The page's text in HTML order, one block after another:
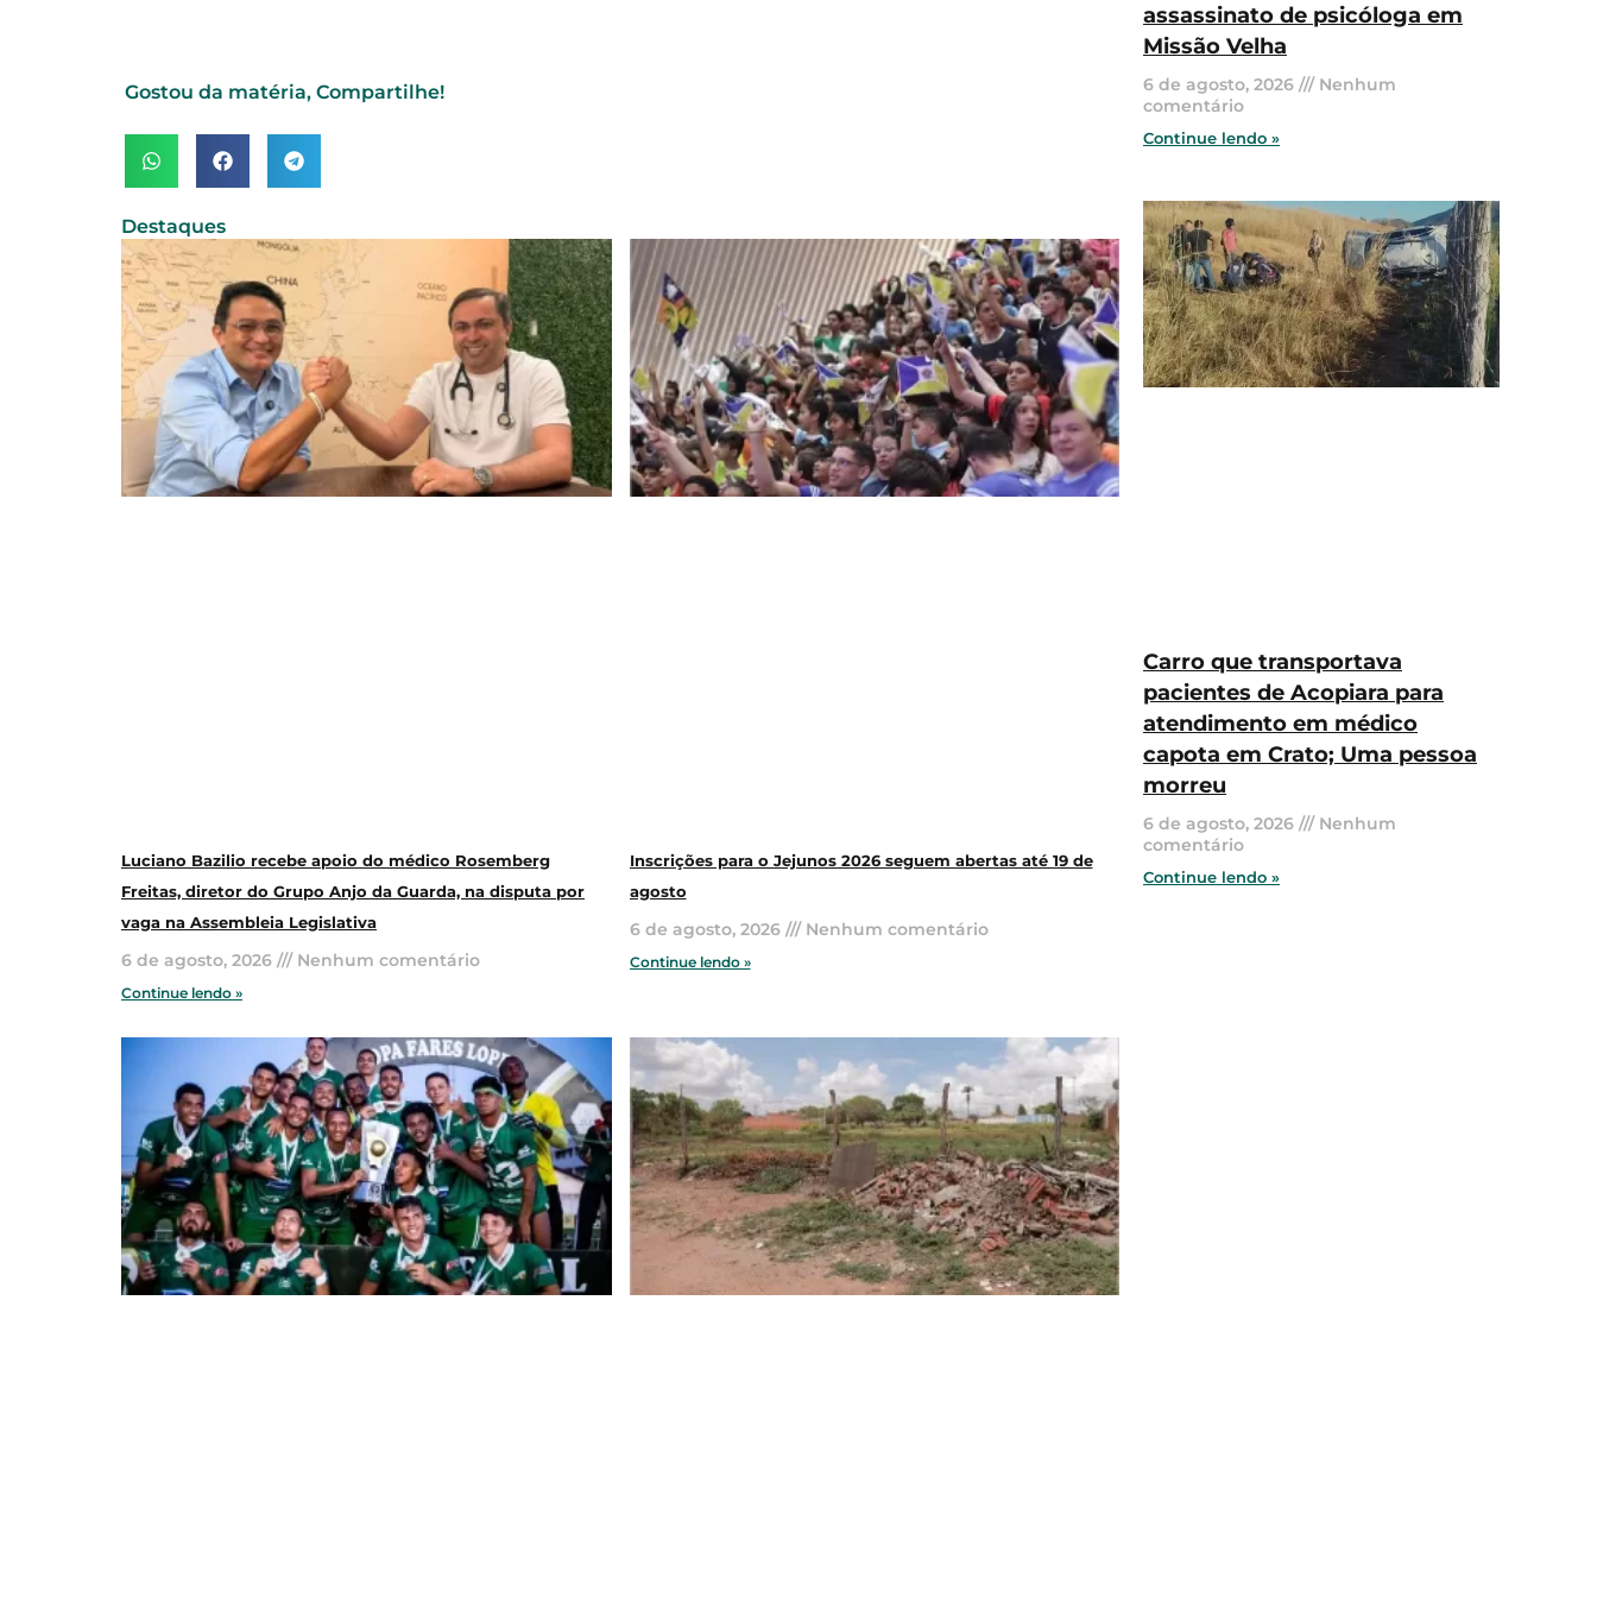
Gostou da matéria, Compartilhe!
Destaques
Luciano Bazilio recebe apoio do médico Rosemberg
Freitas, diretor do Grupo Anjo da Guarda, na disputa por
vaga na Assembleia Legislativa
6 de agosto, 2026 Nenhum comentário
Continue lendo »
Inscrições para o Jejunos 2026 seguem abertas até 19 de
agosto
6 de agosto, 2026 Nenhum comentário
Continue lendo »
assassinato de psicóloga em
Missão Velha
6 de agosto, 2026
Nenhum
comentário
Continue lendo »
Carro que transportava
pacientes de Acopiara para
atendimento em médico
capota em Crato; Uma pessoa
morreu
6 de agosto, 2026
Nenhum
comentário
Continue lendo »